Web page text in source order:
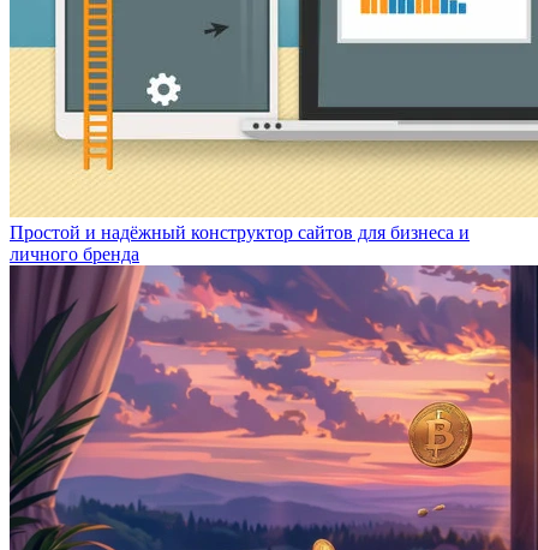
Простой и надёжный конструктор сайтов для бизнеса и
личного бренда